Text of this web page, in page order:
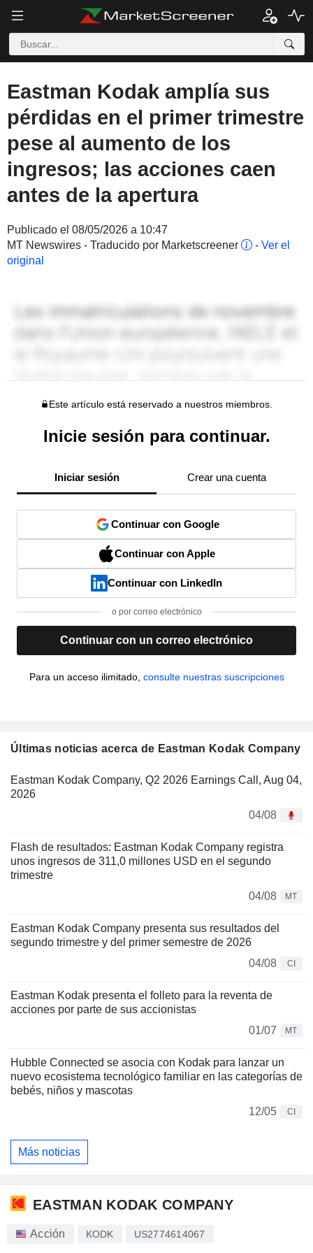
Eastman Kodak amplía sus
pérdidas en el primer trimestre
pese al aumento de los
ingresos; las acciones caen
antes de la apertura
Publicado el 08/05/2026 a 10:47
MT Newswires - Traducido por Marketscreener
- Ver el
original
Este artículo está reservado a nuestros miembros.
Inicie sesión para continuar.
Iniciar sesión Crear una cuenta
Continuar con Google
Continuar con Apple
Continuar con LinkedIn
o por correo electrónico
Continuar con un correo electrónico
Para un acceso ilimitado, consulte nuestras suscripciones
Últimas noticias acerca de Eastman Kodak Company
Eastman Kodak Company, Q2 2026 Earnings Call, Aug 04,
2026
04/08
Flash de resultados: Eastman Kodak Company registra
unos ingresos de 311,0 millones USD en el segundo
trimestre
04/08
MT
Eastman Kodak Company presenta sus resultados del
segundo trimestre y del primer semestre de 2026
04/08
CI
Eastman Kodak presenta el folleto para la reventa de
acciones por parte de sus accionistas
01/07
MT
Hubble Connected se asocia con Kodak para lanzar un
nuevo ecosistema tecnológico familiar en las categorías de
bebés, niños y mascotas
12/05
CI
Más noticias
EASTMAN KODAK COMPANY
Acción KODK US2774614067